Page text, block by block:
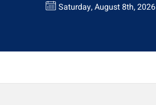
Saturday, August 8th, 2026